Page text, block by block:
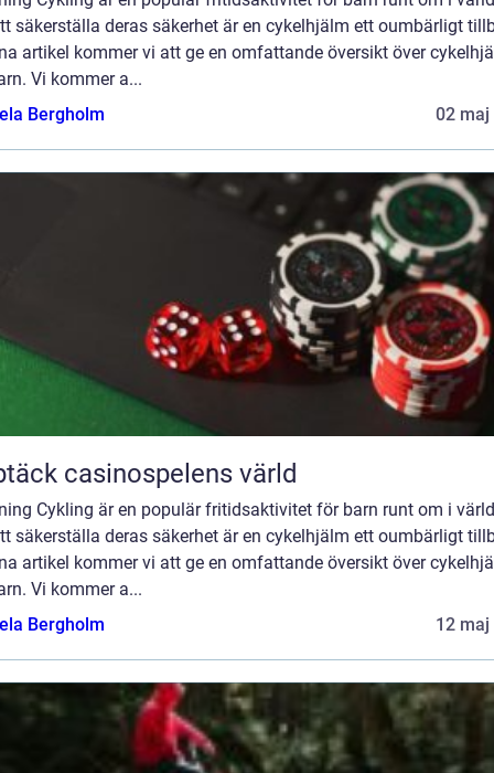
säkerställa deras säkerhet är en cykelhjälm ett oumbärligt
artikel kommer vi att ge en omfattande översikt över
Vi kommer a...
Bergholm
02 maj
casinospelens värld
Cykling är en populär fritidsaktivitet för barn runt om i
säkerställa deras säkerhet är en cykelhjälm ett oumbärligt
artikel kommer vi att ge en omfattande översikt över
Vi kommer a...
Bergholm
12 maj